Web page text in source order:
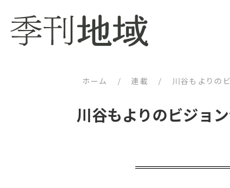
ホーム / 連載 / 川谷もよりの
川谷もよりのビジョ